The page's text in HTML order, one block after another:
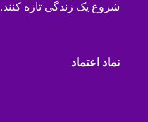
شروع یک زندگی تازه کنند.
نماد اعتماد